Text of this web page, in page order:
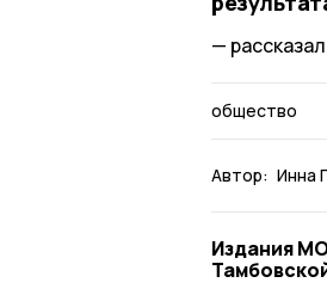
общество
Автор: Инна
Издания